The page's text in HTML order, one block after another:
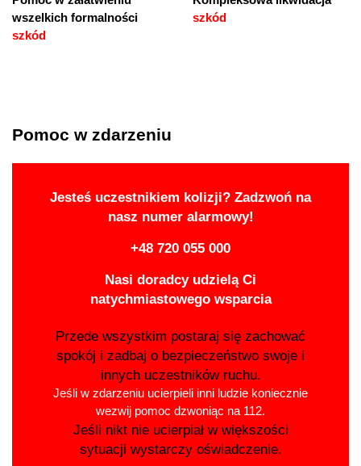
wszelkich formalności
szkód
szkód
Pomoc w zdarzeniu
Jesteś uczestnikiem kolizji? Zadzwoń na
nasz numer alarmowy!
+48 720 055 000
Nasi doradcy udzielą Ci
natychmiastowego wsparcia
Przede wszystkim postaraj się zachować
spokój i zadbaj o bezpieczeństwo swoje i
innych uczestników ruchu.
Jeśli w zdarzeniu ucierpieli inni ludzie koniecznie
wezwij pomoc dzwoniąc na 112.
Jeśli nikt nie ucierpiał w większości
sytuacji wystarczy oświadczenie.